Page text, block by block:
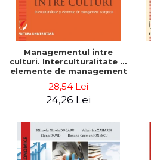
Managementul intre
culturi. Interculturalitate si
elemente de management
Dumitrascu
28,54 Lei
24,26 Lei